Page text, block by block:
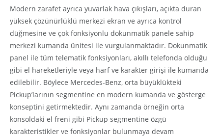
Modern zarafet ayrıca yuvarlak hava çıkışları, açıkta duran
yüksek çözünürlüklü merkezi ekran ve ayrıca kontrol
düğmesine ve çok fonksiyonlu dokunmatik panele sahip
merkezi kumanda ünitesi ile vurgulanmaktadır. Dokunmatik
panel ile tüm telematik fonksiyonları, akıllı telefonda olduğu
gibi el hareketleriyle veya harf ve karakter girişi ile kumanda
edilebilir. Böylece Mercedes-Benz, orta büyüklükteki
Pickup’larının segmentine en modern kumanda ve gösterge
konseptini getirmektedir. Aynı zamanda örneğin orta
konsoldaki el freni gibi Pickup segmentine özgü
karakteristikler ve fonksiyonlar bulunmaya devam